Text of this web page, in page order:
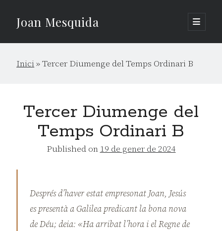
Joan Mesquida
open
primary
Sidebar
Cerca
Inici »Tercer Diumenge del Temps Ordinari B
Tercer Diumenge del
Temps Ordinari B
Published on 19 de gener de 2024
Després d’haver estat empresonat Joan, Jesús
es presentà a Galilea predicant la bona nova
de Déu; deia: «Ha arribat l’hora i el Regne de